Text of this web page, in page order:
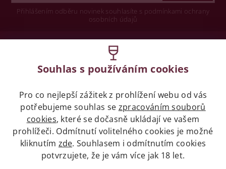
Přihlášením odběru novinek souhlasíte s podmínkami ochrany
osobních údajů
Legislativa
Zákaz prodeje alkoholických nápojů osobám
mladších 18 let.
Naše služby
Souhlas s používáním cookies
Pro co nejlepší zážitek z prohlížení webu od vás
potřebujeme souhlas se zpracováním souborů
cookies, které se dočasně ukládají ve vašem
prohlížeči. Odmítnutí volitelného cookies je možné
kliknutím zde. Souhlasem i odmítnutím cookies
potvrzujete, že je vám více jak 18 let.